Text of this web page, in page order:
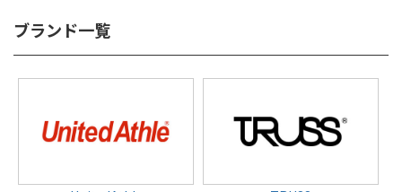
アイデアが浮かぶ限り永遠に利
用させていただきます。
ブランド一覧